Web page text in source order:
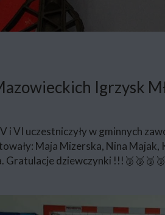
Igrzysk
i VI uczestniczyły w gminnych
Maja Mizerska, Nina
dziewczynki